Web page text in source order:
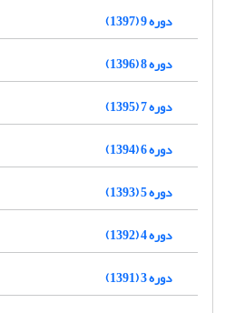
دوره 9 (1397)
دوره 8 (1396)
دوره 7 (1395)
دوره 6 (1394)
دوره 5 (1393)
دوره 4 (1392)
دوره 3 (1391)